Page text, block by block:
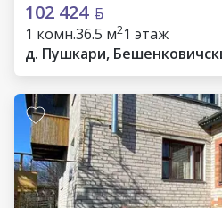
102 424
1 комн.36.5 м21 этаж
д. Пушкари,